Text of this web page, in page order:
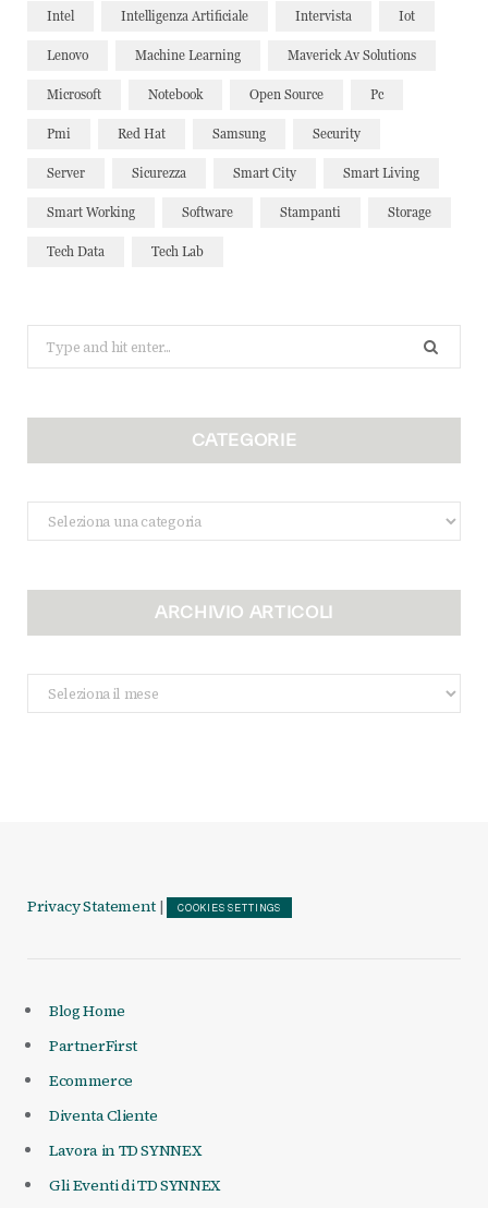
Intel Intelligenza Artificiale Intervista Iot
Lenovo Machine Learning Maverick Av Solutions
Microsoft Notebook Open Source Pc
Pmi Red Hat Samsung Security
Server Sicurezza Smart City Smart Living
Smart Working Software Stampanti Storage
Tech Data Tech Lab
for:
CATEGORIE
Categorie
ARCHIVIO ARTICOLI
Archivio
Articoli
Privacy Statement | COOKIES SETTINGS
Blog Home
PartnerFirst
Ecommerce
Diventa Cliente
Lavora in TD SYNNEX
Gli Eventi di TD SYNNEX